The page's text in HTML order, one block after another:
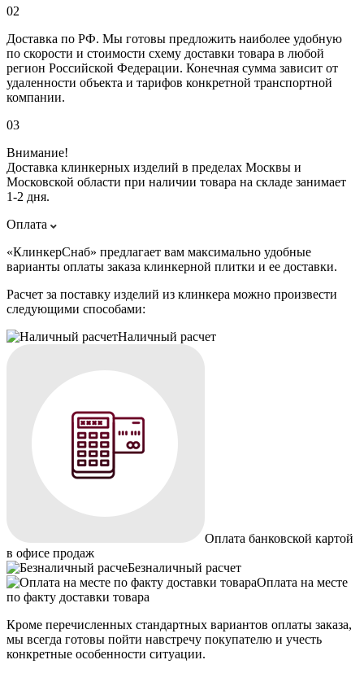
02
Доставка по РФ. Мы готовы предложить наиболее удобную
по скорости и стоимости схему доставки товара в любой
регион Российской Федерации. Конечная сумма зависит от
удаленности объекта и тарифов конкретной транспортной
компании.
03
Внимание!
Доставка клинкерных изделий в пределах Москвы и
Московской области при наличии товара на складе занимает
1-2 дня.
Оплата
«КлинкерСнаб» предлагает вам максимально удобные
варианты оплаты заказа клинкерной плитки и ее доставки.
Расчет за поставку изделий из клинкера можно произвести
следующими способами:
Наличный расчет
Оплата банковской картой
в офисе продаж
Безналичный расчет
Оплата на месте
по факту доставки товара
Кроме перечисленных стандартных вариантов оплаты заказа,
мы всегда готовы пойти навстречу покупателю и учесть
конкретные особенности ситуации.